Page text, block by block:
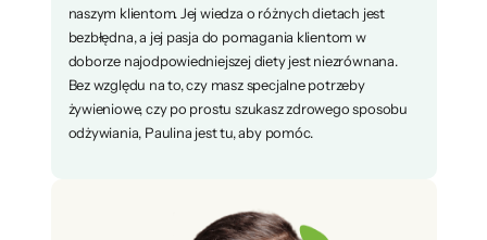
naszym klientom. Jej wiedza o różnych dietach jest
bezbłędna, a jej pasja do pomagania klientom w
doborze najodpowiedniejszej diety jest niezrównana.
Bez względu na to, czy masz specjalne potrzeby
żywieniowe, czy po prostu szukasz zdrowego sposobu
odżywiania, Paulina jest tu, aby pomóc.